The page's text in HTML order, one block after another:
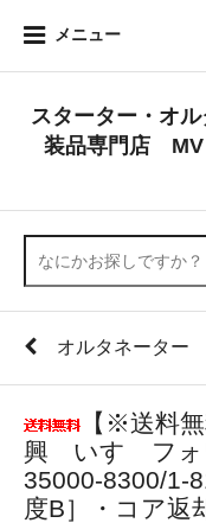
メニュー
スターター・オ
装品専門店 MV
オルタネーター
【※送料
興 いすゞフォ
35000-8300/1-
度B］・コア返